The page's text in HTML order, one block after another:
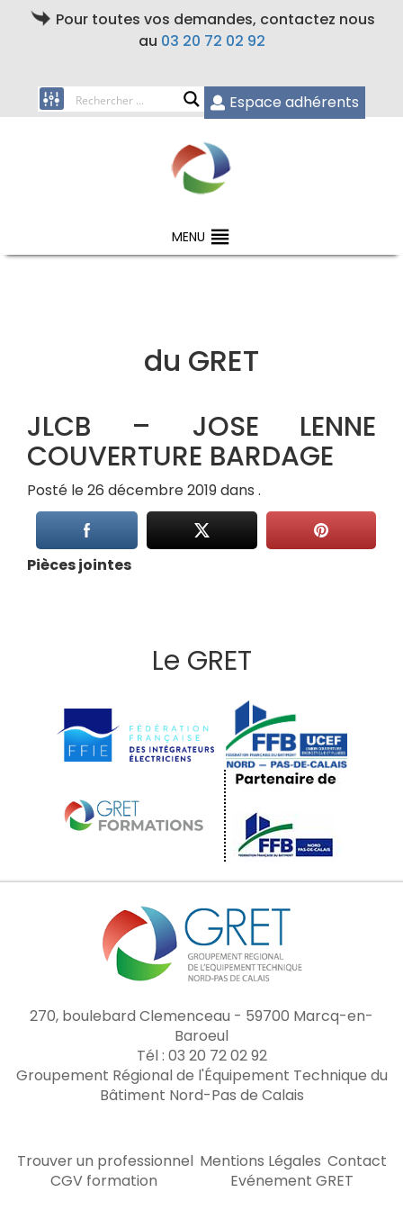
Pour toutes vos demandes, contactez nous
au 03 20 72 02 92
Espace adhérents
MENU
du GRET
JLCB – JOSE LENNE
COUVERTURE BARDAGE
Posté le 26 décembre 2019 dans .
Pièces jointes
Le GRET
270, boulebard Clemenceau - 59700 Marcq-en-
Baroeul
Tél : 03 20 72 02 92
Groupement Régional de l'Équipement Technique du
Bâtiment Nord-Pas de Calais
Trouver un professionnel Mentions Légales Contact
CGV formation
Evénement GRET